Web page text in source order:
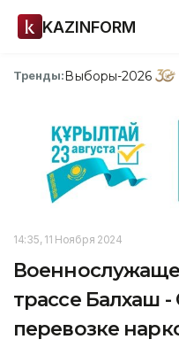
KAZINFORM
Тренды:Выборы-2026
14:35, 11 Ноября 2024
трассе Балхаш
перевозке